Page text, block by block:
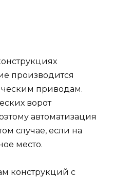
производится
приводам.
ворот
автоматизация
случае, если на
место.
конструкций с